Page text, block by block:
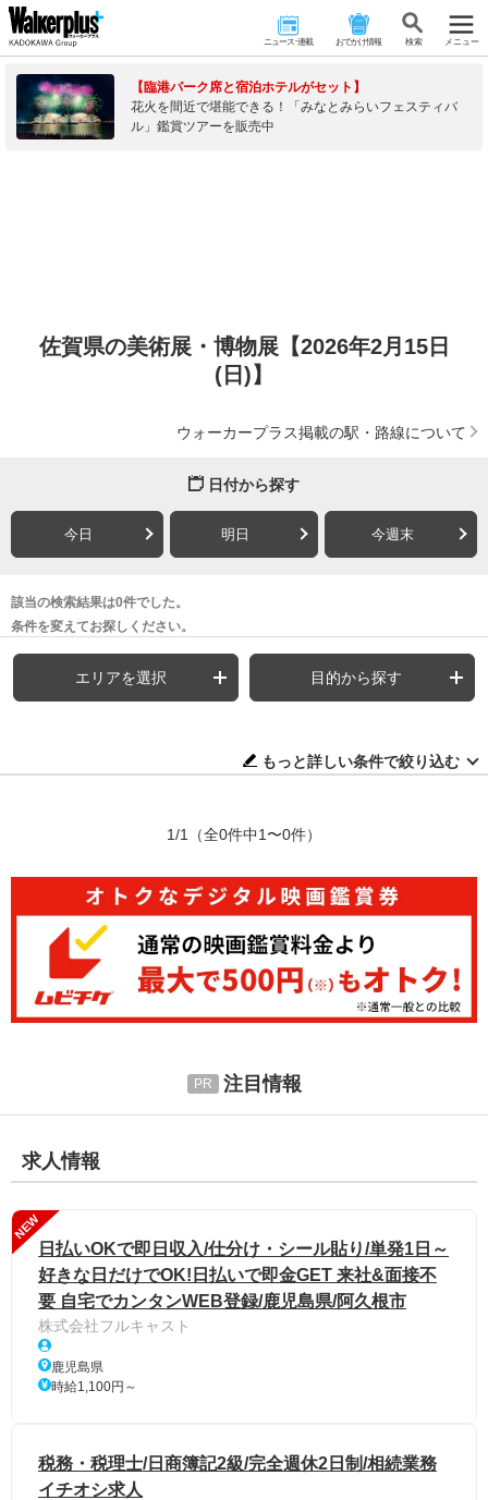
ニュース･連載 おでかけ情報 検 索 メニュー
【臨港パーク席と宿泊ホテルがセット】
花火を間近で堪能できる！「みなとみらいフェスティバ
ル」鑑賞ツアーを販売中
佐賀県の美術展・博物展【2026年2月15日
(日)】
ウォーカープラス掲載の駅・路線について
日付から探す
今日 明日 今週末
該当の検索結果は0件でした。
条件を変えてお探しください。
エリアを選択 目的から探す
もっと詳しい条件で絞り込む
1/1 （全0件中1〜0件）
注目情報
求人情報
NEW
日払いOKで即日収入/仕分け・シール貼り/単発1日～
好きな日だけでOK!日払いで即金GET 来社&面接不
要 自宅でカンタンWEB登録/鹿児島県/阿久根市
株式会社フルキャスト
鹿児島県
時給1,100円～
税務・税理士/日商簿記2級/完全週休2日制/相続業務
イチオシ求人